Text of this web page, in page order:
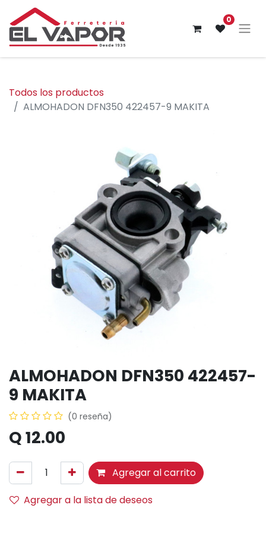
0
Todos los productos
ALMOHADON DFN350 422457-9 MAKITA
ALMOHADON DFN350 422457-
9 MAKITA
(0 reseña)
Q12.00
Agregar al carrito
Agregar a la lista de deseos